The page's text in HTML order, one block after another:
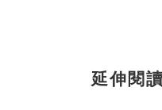
延伸閱讀